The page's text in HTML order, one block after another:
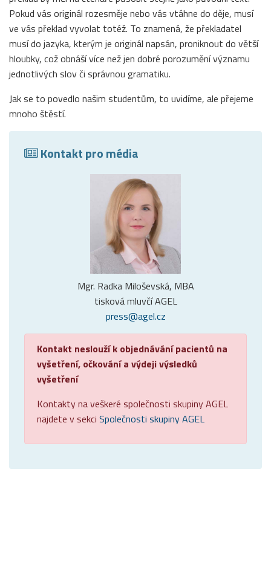
Pokud vás originál rozesměje nebo vás vtáhne do děje, musí
ve vás překlad vyvolat totéž. To znamená, že překladatel
musí do jazyka, kterým je originál napsán, proniknout do větší
hloubky, což obnáší více než jen dobré porozumění významu
jednotlivých slov či správnou gramatiku.
Jak se to povedlo našim studentům, to uvidíme, ale přejeme
mnoho štěstí.
Kontakt pro média
Mgr. Radka Miloševská, MBA
tisková mluvčí AGEL
press@agel.cz
Kontakt neslouží k objednávání pacientů na
vyšetření, očkování a výdeji výsledků
vyšetření
Kontakty na veškeré společnosti skupiny AGEL
najdete v sekci Společnosti skupiny AGEL